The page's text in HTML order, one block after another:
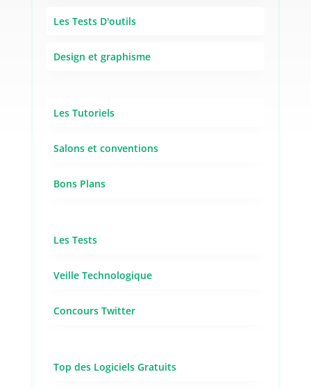
Les Tests D'outils
Design et graphisme
Les Tutoriels
Salons et conventions
Bons Plans
Les Tests
Veille Technologique
Concours Twitter
Top des Logiciels Gratuits